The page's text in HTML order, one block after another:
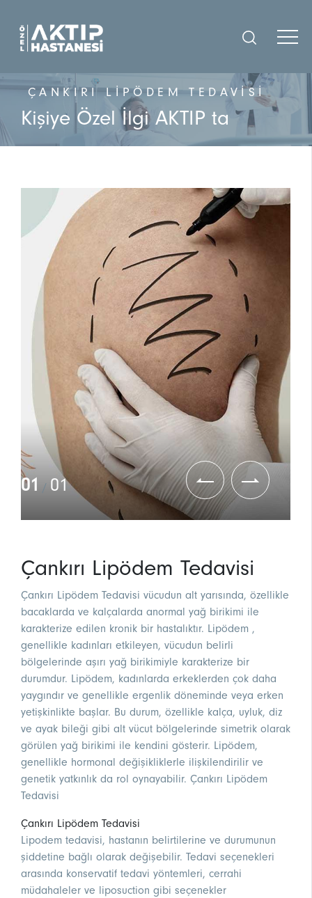
ÇANKIRI LIPÖDEM TEDAVISI
Kişiye Özel İlgi AKTIP ta
01 / 01
Çankırı Lipödem Tedavisi
Çankırı Lipödem Tedavisi vücudun alt yarısında, özellikle
bacaklarda ve kalçalarda anormal yağ birikimi ile
karakterize edilen kronik bir hastalıktır. Lipödem ,
genellikle kadınları etkileyen, vücudun belirli
bölgelerinde aşırı yağ birikimiyle karakterize bir
durumdur. Lipödem, kadınlarda erkeklerden çok daha
yaygındır ve genellikle ergenlik döneminde veya erken
yetişkinlikte başlar. Bu durum, özellikle kalça, uyluk, diz
ve ayak bileği gibi alt vücut bölgelerinde simetrik olarak
görülen yağ birikimi ile kendini gösterir. Lipödem,
genellikle hormonal değişikliklerle ilişkilendirilir ve
genetik yatkınlık da rol oynayabilir. Çankırı Lipödem
Tedavisi
Çankırı Lipödem Tedavisi
Lipodem tedavisi, hastanın belirtilerine ve durumunun
şiddetine bağlı olarak değişebilir. Tedavi seçenekleri
arasında konservatif tedavi yöntemleri, cerrahi
müdahaleler ve liposuction gibi seçenekler